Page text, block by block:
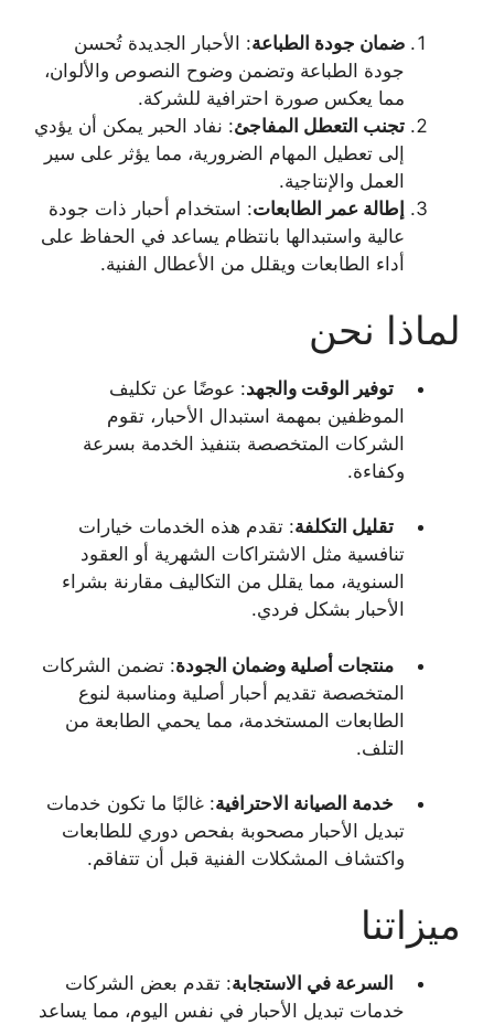
ضمان جودة الطباعة: الأحبار الجديدة تُحسن
جودة الطباعة وتضمن وضوح النصوص والألوان،
مما يعكس صورة احترافية للشركة.
تجنب التعطل المفاجئ: نفاد الحبر يمكن أن يؤدي
إلى تعطيل المهام الضرورية، مما يؤثر على سير
العمل والإنتاجية.
إطالة عمر الطابعات: استخدام أحبار ذات جودة
عالية واستبدالها بانتظام يساعد في الحفاظ على
أداء الطابعات ويقلل من الأعطال الفنية.
لماذا نحن
توفير الوقت والجهد: عوضًا عن تكليف
الموظفين بمهمة استبدال الأحبار، تقوم
الشركات المتخصصة بتنفيذ الخدمة بسرعة
وكفاءة.
تقليل التكلفة: تقدم هذه الخدمات خيارات
تنافسية مثل الاشتراكات الشهرية أو العقود
السنوية، مما يقلل من التكاليف مقارنة بشراء
الأحبار بشكل فردي.
منتجات أصلية وضمان الجودة: تضمن الشركات
المتخصصة تقديم أحبار أصلية ومناسبة لنوع
الطابعات المستخدمة، مما يحمي الطابعة من
التلف.
خدمة الصيانة الاحترافية: غالبًا ما تكون خدمات
تبديل الأحبار مصحوبة بفحص دوري للطابعات
واكتشاف المشكلات الفنية قبل أن تتفاقم.
ميزاتنا
السرعة في الاستجابة: تقدم بعض الشركات
خدمات تبديل الأحبار في نفس اليوم، مما يساعد